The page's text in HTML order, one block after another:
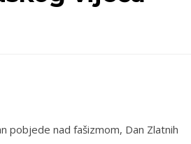
pobjede nad fašizmom, Dan Zlatnih